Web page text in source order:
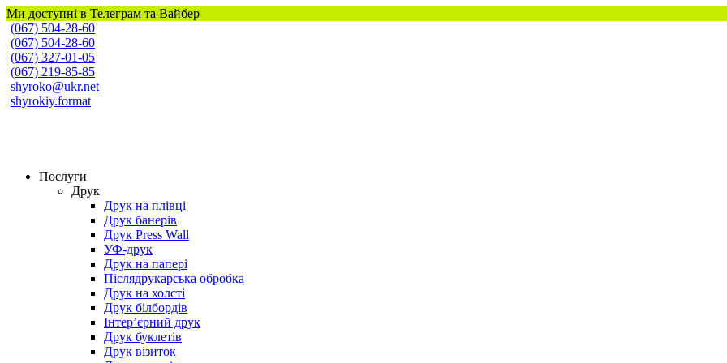
Ми доступні в Телеграм та Вайбер
(067) 504-28-60
(067) 504-28-60
(067) 327-01-05
(067) 219-85-85
shyroko@ukr.net
shyrokiy.format
Широкий Формат
Послуги
Друк
Друк на плівці
Друк банерів
Друк Press Wall
УФ-друк
Друк на папері
Післядрукарська обробка
Друк на холсті
Друк білбордів
Інтер’єрний друк
Друк буклетів
Друк візиток